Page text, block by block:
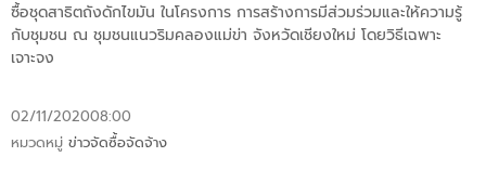
ซื้อชุดสาธิตถังดักไขมัน ในโครงการ การสร้างการมีส่วมร่วมและให้ความรู้
กับชุมชน ณ ชุมชนแนวริมคลองแม่ข่า จังหวัดเชียงใหม่ โดยวิธีเฉพาะ
เจาะจง
02/11/202008:00
หมวดหมู่ ข่าวจัดซื้อจัดจ้าง